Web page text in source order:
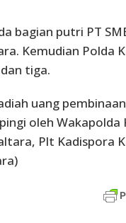
bagian putri PT
Kemudian Polda
tiga.
uang
oleh
Plt Kadispora